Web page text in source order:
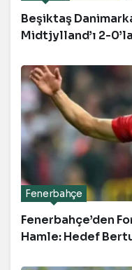
Beşiktaş
Midtjylland’ı 2-
Fenerbahçe
Fenerbahçe’den
Hamle: Hedef